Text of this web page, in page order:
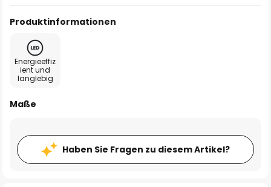
Produktinformationen
Energieeffiz
ient und
langlebig
Maße
Haben Sie Fragen zu diesem Artikel?